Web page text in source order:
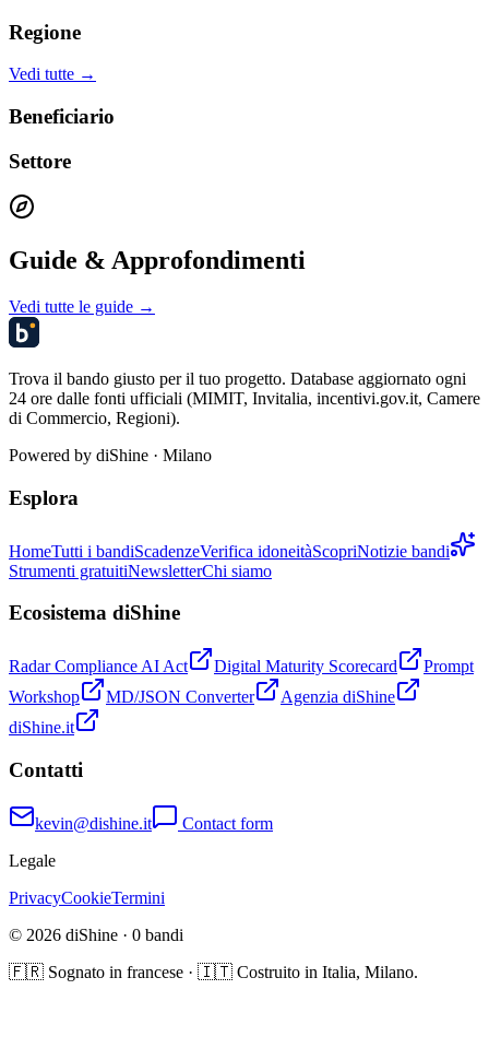
Regione
Vedi tutte →
Beneficiario
Settore
Guide & Approfondimenti
Vedi tutte le guide →
Trova il bando giusto per il tuo progetto. Database aggiornato ogni
24 ore dalle fonti ufficiali (MIMIT, Invitalia, incentivi.gov.it, Camere
di Commercio, Regioni).
Powered by diShine · Milano
Esplora
HomeTutti i bandiScadenzeVerifica idoneitàScopriNotizie bandi
Strumenti gratuitiNewsletterChi siamo
Ecosistema diShine
Radar Compliance AI Act Digital Maturity Scorecard
Prompt
Workshop
MD/JSON Converter
Agenzia diShine
diShine.it
Contatti
kevin@dishine.it
Contact form
Legale
PrivacyCookieTermini
© 2026 diShine · 0 bandi
🇫🇷 Sognato in francese · 🇮🇹 Costruito in Italia, Milano.